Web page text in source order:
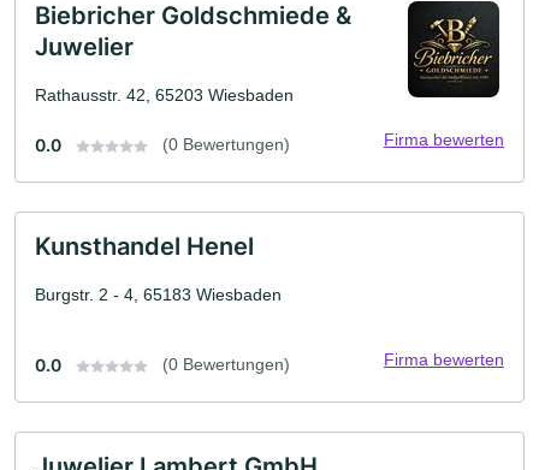
Biebricher Goldschmiede &
Juwelier
Rathausstr. 42, 65203 Wiesbaden
0.0 (0 Bewertungen) Firma bewerten
Kunsthandel Henel
Burgstr. 2 - 4, 65183 Wiesbaden
0.0 (0 Bewertungen) Firma bewerten